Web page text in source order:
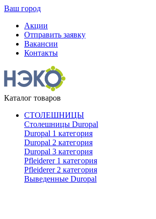
Ваш город
Акции
Отправить заявку
Вакансии
Контакты
Каталог товаров
СТОЛЕШНИЦЫ
Столешницы Duropal
Duropal 1 категория
Duropal 2 категория
Duropal 3 категория
Pfleiderer 1 категория
Pfleiderer 2 категория
Выведенные Duropal